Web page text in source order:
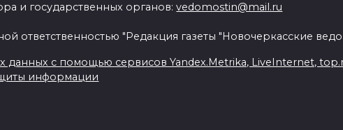
и государственных органов:vedomostin@mail.ru
ответственностью "Редакция газеты "Новочеркасские
данных с помощью сервисов Yandex.Metrika, LiveInternet,
информации